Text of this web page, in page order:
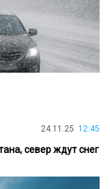
24.11.25 12:45
север ждут снег